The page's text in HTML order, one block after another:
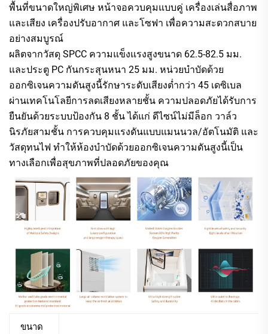
พื้นที่ขนาดใหญ่พิเศษ หน้าจอควบคุมแบบคู่ เครื่องเล่นสื่อภาพ
และเสียง เครื่องปรับอากาศ และโซฟา เพื่อความสะดวกสบาย
อย่างสมบูรณ์
ผลิตจากวัสดุ SPCC ความแข็งแรงสูงขนาด 62.5-82.5 มม.
และประตู PC กันกระสุนหนา 25 มม. หน่วยบำบัดด้วย
ออกซิเจนความดันสูงนี้รักษาระดับเสียงต่ำกว่า 45 เดซิเบล
ผ่านเทคโนโลยีการลดเสียงหลายชั้น ความปลอดภัยได้รับการ
ยืนยันด้วยระบบป้องกัน 8 ชั้น ได้แก่ ดีไซน์ไม่มีล็อก วาล์ว
นิรภัยสามชั้น การควบคุมแรงดันแบบแมนนวล/อัตโนมัติ และ
วัสดุทนไฟ ทำให้ห้องบำบัดด้วยออกซิเจนความดันสูงนี้เป็น
ทางเลือกเพื่อสุขภาพที่ปลอดภัยของคุณ
ขนาด